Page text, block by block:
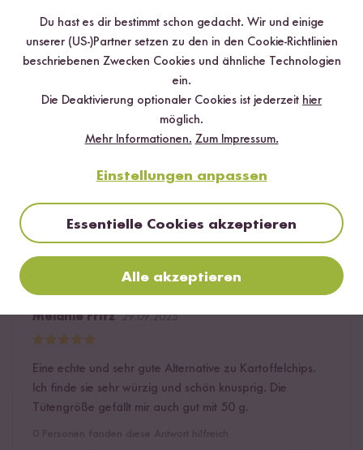
Löwenmäulchen62 09.10.2025
aber das hat mich nicht gestört.
Melden
Melanie Fritz 29.09.2025
Eine echte und sehr gute Alternative zu Kartoffelchips.
Ich finde sie sehr würzig und schön knusprig. Die
Tütengröße gefällt mir auch gut mit 50 g.
Du hast es dir bestimmt schon gedacht. Wir und einige
unserer (US-)Partner setzen zu den in den Cookie-Richtlinien
beschriebenen Zwecken Cookies und ähnliche Technologien
ein.
Die Deaktivierung optionaler Cookies ist jederzeit hier
möglich.
Mehr Informationen. Zum Impressum.
Einstellungen anpassen
Essentielle Cookies akzeptieren
Alle akzeptieren